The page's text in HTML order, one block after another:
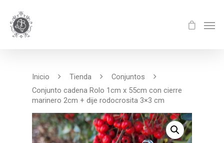
Inicio Tienda
Conjuntos
Conjunto cadena Rolo 1cm x 55cm con cierre
marinero 2cm + dije rodocrosita 3×3 cm